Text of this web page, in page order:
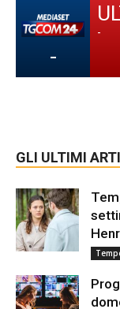
-
-
GLI ULTIMI